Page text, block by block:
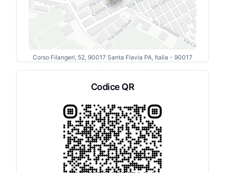
Corso Filangeri, 52, 90017 Santa Flavia PA, Italia - 90017
Codice QR